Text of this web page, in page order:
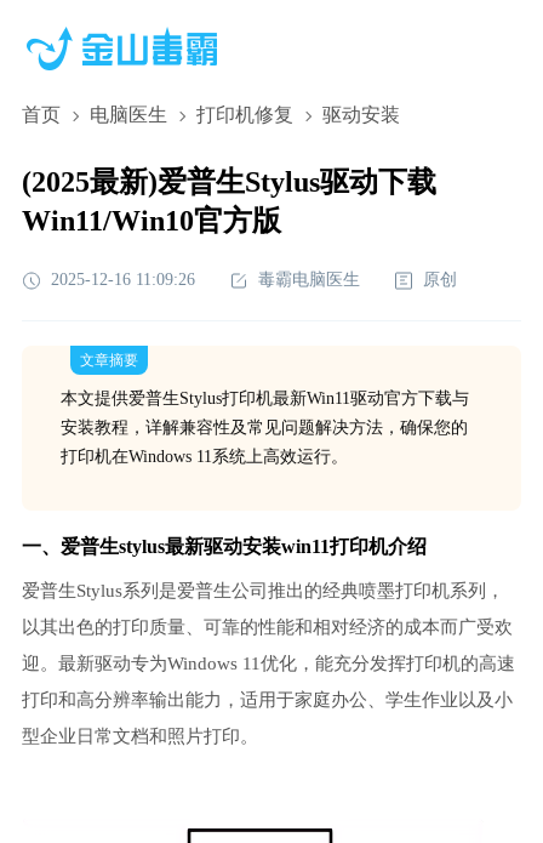
首页 电脑医生 打印机修复 驱动安装
(2025最新)爱普生Stylus驱动下载
Win11/Win10官方版
2025-12-16 11:09:26 毒霸电脑医生 原创
文章摘要
本文提供爱普生Stylus打印机最新Win11驱动官方下载与
安装教程，详解兼容性及常见问题解决方法，确保您的
打印机在Windows 11系统上高效运行。
一、爱普生stylus最新驱动安装win11打印机介绍
爱普生Stylus系列是爱普生公司推出的经典喷墨打印机系列，
以其出色的打印质量、可靠的性能和相对经济的成本而广受欢
迎。最新驱动专为Windows 11优化，能充分发挥打印机的高速
打印和高分辨率输出能力，适用于家庭办公、学生作业以及小
型企业日常文档和照片打印。